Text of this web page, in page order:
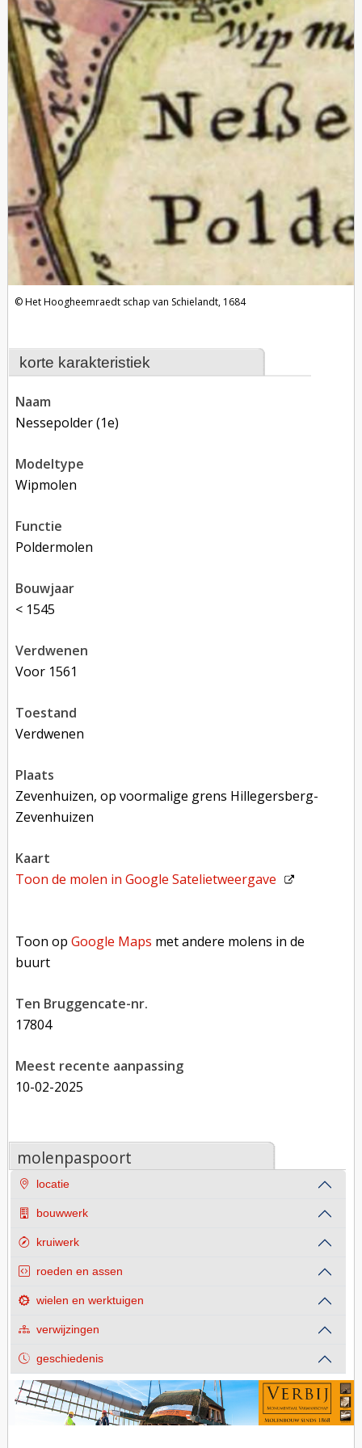
korte karakteristiek
naam
Nessepolder (1e)
modeltype
Wipmolen
functie
poldermolen
bouwjaar
< 1545
verdwenen
voor 1561
toestand
verdwenen
plaats
Zevenhuizen, op voormalige grens Hillegersberg-
Zevenhuizen
kaart
Toon de molen inGoogle Satelietweergave
Toon opGoogle Maps met andere molens in de
buurt
Ten Bruggencate-nr.
17804
Meest recente aanpassing
10-02-2025
Het Hoogheemraedt schap van Schielandt, 1684
molenpaspoort
locatie
bouwwerk
kruiwerk
roeden en assen
wielen en werktuigen
verwijzingen
geschiedenis